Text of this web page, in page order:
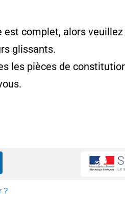
est complet, alors
glissants.
les pièces de
?